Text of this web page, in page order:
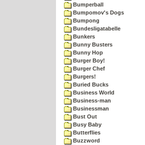
Bumperball
Bumpomov's Dogs
Bumpong
Bundesligatabelle
Bunkers
Bunny Busters
Bunny Hop
Burger Boy!
Burger Chef
Burgers!
Buried Bucks
Business World
Business-man
Businessman
Bust Out
Busy Baby
Butterflies
Buzzword